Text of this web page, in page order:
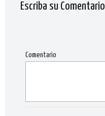
Escriba su Comentario
Comentario